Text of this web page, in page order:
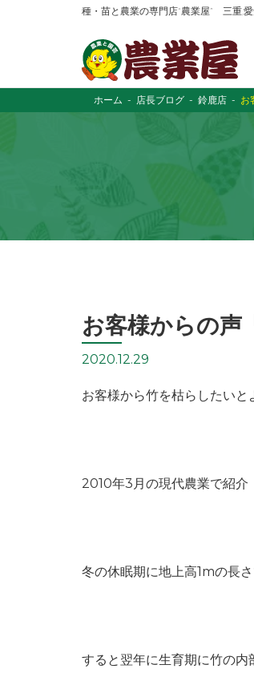
種・苗と農業の専門店“農業屋” 三重,
ホーム 店長ブログ 鈴鹿店 お
お客様からの声
2020.12.29
お客様から竹を枯らしたいと
2010年3月の現代農業で紹介
冬の休眠期に地上高1mの長
すると翌年に生育期に竹の